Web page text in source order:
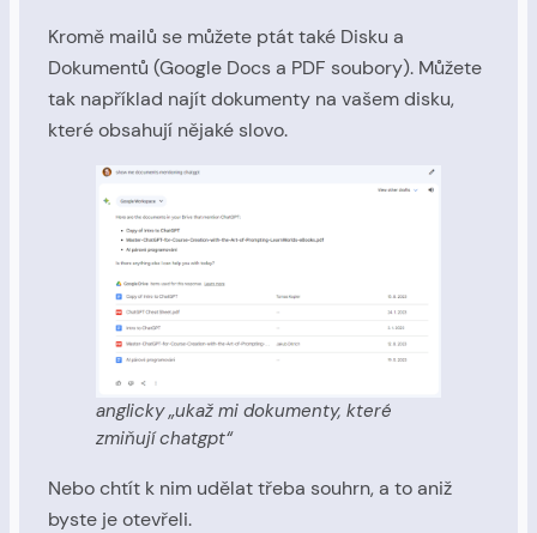
Kromě mailů se můžete ptát také Disku a
Dokumentů (Google Docs a PDF soubory). Můžete
tak například najít dokumenty na vašem disku,
které obsahují nějaké slovo.
anglicky „ukaž mi dokumenty, které
zmiňují chatgpt“
Nebo chtít k nim udělat třeba souhrn, a to aniž
byste je otevřeli.